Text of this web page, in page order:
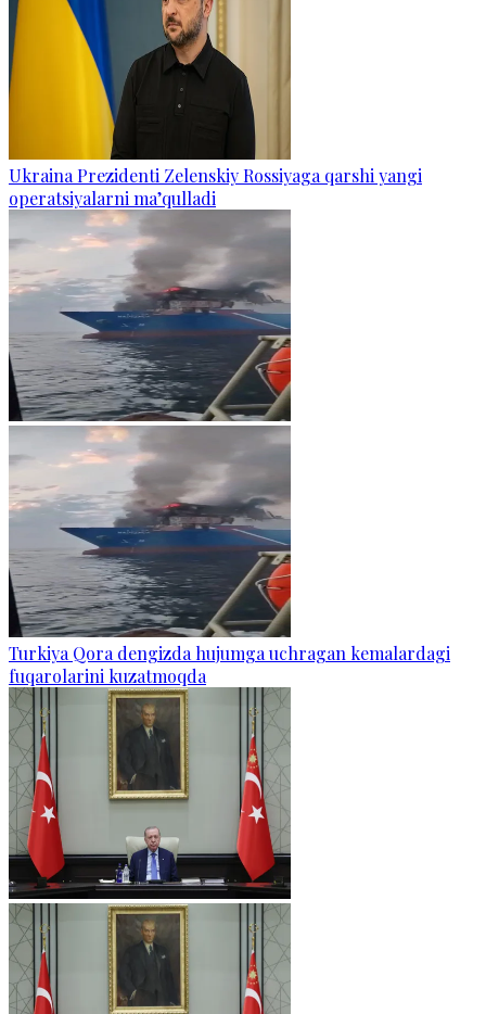
Ukraina Prezidenti Zelenskiy Rossiyaga qarshi yangi
operatsiyalarni ma’qulladi
Turkiya Qora dengizda hujumga uchragan kemalardagi
fuqarolarini kuzatmoqda